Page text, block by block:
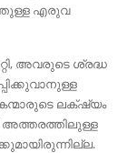
എരുവ
അവരുടെ ശ്രദ്ധ
ലക്‌ഷ്യം
അത്തരത്തിലുള്ള